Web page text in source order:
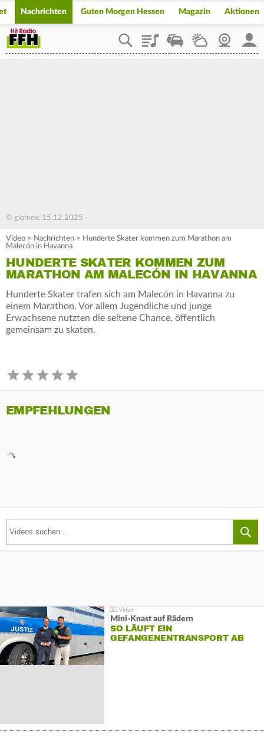
Nachrichten Guten Morgen Hessen Magazin Aktionen
PlaylistStaupilotWetterWebcam
© glomex, 15.12.2025
Video > Nachrichten > Hunderte Skater kommen zum Marathon am
Malecón in Havanna
HUNDERTE SKATER KOMMEN ZUM
MARATHON AM MALECÓN IN HAVANNA
Hunderte Skater trafen sich am Malecón in Havanna zu
einem Marathon. Vor allem Jugendliche und junge
Erwachsene nutzten die seltene Chance, öffentlich
gemeinsam zu skaten.
EMPFEHLUNGEN
Mini-Knast auf Rädern
SO LÄUFT EIN
GEFANGENENTRANSPORT AB